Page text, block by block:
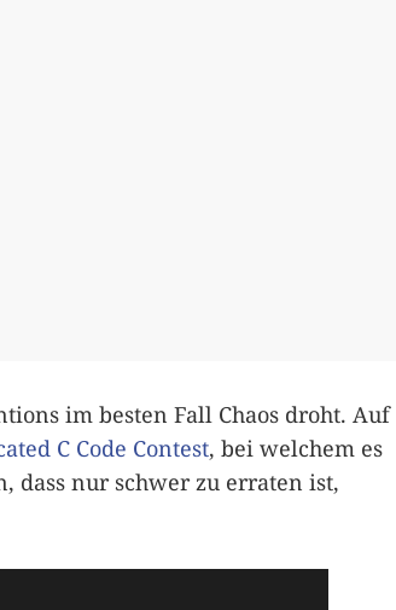
im besten Fall Chaos droht. Auf
C Code Contest, bei welchem es
dass nur schwer zu erraten ist,